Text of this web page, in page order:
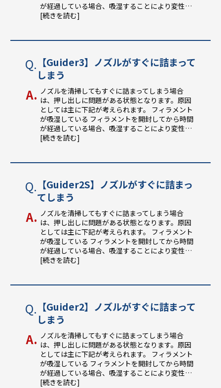
が経過している場合、吸湿することにより変性…
[続きを読む]
【Guider3】ノズルがすぐに詰まって
しまう
ノズルを清掃してもすぐに詰まってしまう場合
は、押し出しに問題がある状態となります。原因
としては主に下記が考えられます。 フィラメント
が吸湿している フィラメントを開封してから時間
が経過している場合、吸湿することにより変性…
[続きを読む]
【Guider2S】ノズルがすぐに詰まっ
てしまう
ノズルを清掃してもすぐに詰まってしまう場合
は、押し出しに問題がある状態となります。原因
としては主に下記が考えられます。 フィラメント
が吸湿している フィラメントを開封してから時間
が経過している場合、吸湿することにより変性…
[続きを読む]
【Guider2】ノズルがすぐに詰まって
しまう
ノズルを清掃してもすぐに詰まってしまう場合
は、押し出しに問題がある状態となります。原因
としては主に下記が考えられます。 フィラメント
が吸湿している フィラメントを開封してから時間
が経過している場合、吸湿することにより変性…
[続きを読む]